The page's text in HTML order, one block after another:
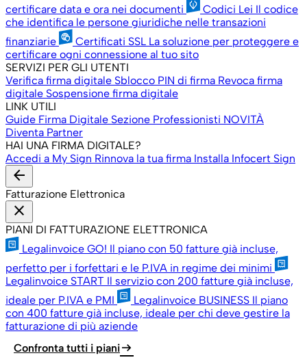
certificare data e ora nei documenti
Codici Lei Il codice
che identifica le persone giuridiche nelle transazioni
finanziarie
Certificati SSL La soluzione per proteggere e
certificare ogni connessione al tuo sito
SERVIZI PER GLI UTENTI
Verifica firma digitale Sblocco PIN di firma Revoca firma
digitale Sospensione firma digitale
LINK UTILI
Guide Firma Digitale Sezione Professionisti NOVITÀ
Diventa Partner
HAI UNA FIRMA DIGITALE?
Accedi a My Sign Rinnova la tua firma Installa Infocert Sign
arrow_back
Fatturazione Elettronica
close
PIANI DI FATTURAZIONE ELETTRONICA
Legalinvoice GO! Il piano con 50 fatture già incluse,
perfetto per i forfettari e le P.IVA in regime dei minimi
Legalinvoice START Il servizio con 200 fatture già incluse,
ideale per P.IVA e PMI
Legalinvoice BUSINESS Il piano
con 400 fatture già incluse, ideale per chi deve gestire la
fatturazione di più aziende
Confronta tutti i pianiarrow_right_alt